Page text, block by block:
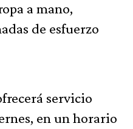
a mano,
de esfuerzo
servicio
en un horario